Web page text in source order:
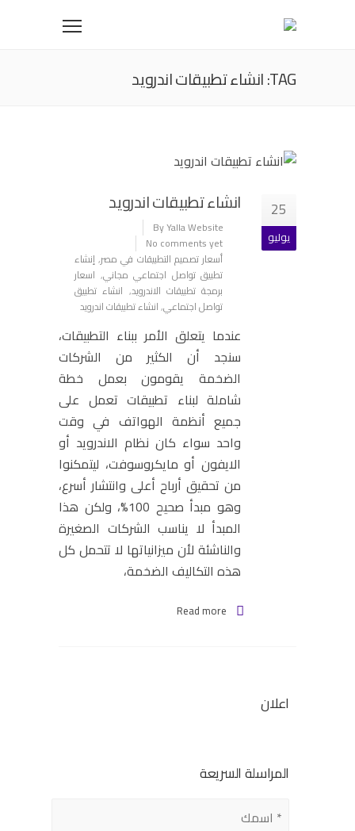
TAG: انشاء تطبيقات اندرويد
25
يوليو
انشاء تطبيقات اندرويد
By Yalla Website
No comments yet
أسعار تصميم التطبيقات في مصر,إنشاء
تطبيق تواصل اجتماعي مجاني, اسعار
برمجة تطبيقات الاندرويد, انشاء تطبيق
تواصل اجتماعي,انشاء تطبيقات اندرويد
عندما يتعلق الأمر ببناء التطبيقات،
سنجد أن الكثير من الشركات
الضخمة يقومون بعمل خطة
شاملة لبناء تطبيقات تعمل على
جميع أنظمة الهواتف في وقت
واحد سواء كان نظام الاندرويد أو
الايفون أو مايكروسوفت، ليتمكنوا
من تحقيق أرباح أعلى وانتشار أسرع،
وهو مبدأ صحيح 100%، ولكن هذا
المبدأ لا يناسب الشركات الصغيرة
والناشئة لأن ميزانياتها لا تتحمل كل
هذه التكاليف الضخمة،
Read more
اعلان
المراسلة السريعة